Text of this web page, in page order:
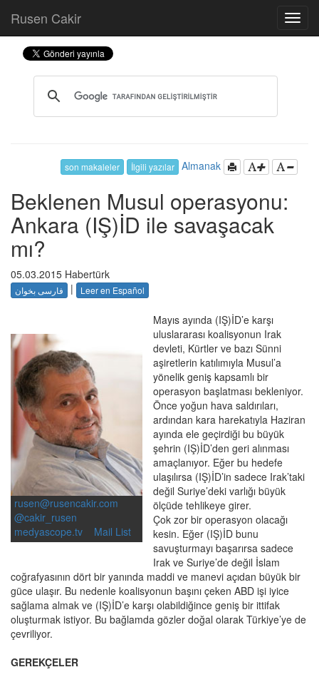
Rusen Cakir
son makaleler İlgili yazılar Almanak
Beklenen Musul operasyonu:
Ankara (IŞ)İD ile savaşacak
mı?
05.03.2015 Habertürk
فارسى بخوان | Leer en Español
rusen@rusencakir.com
@cakir_rusen
medyascope.tv
Mail List
Mayıs ayında (IŞ)İD’e karşı
uluslararası koalisyonun Irak
devleti, Kürtler ve bazı Sünni
aşiretlerin katılımıyla Musul’a
yönelik geniş kapsamlı bir
operasyon başlatması bekleniyor.
Önce yoğun hava saldırıları,
ardından kara harekatıyla Haziran
ayında ele geçirdiği bu büyük
şehrin (IŞ)İD’den geri alınması
amaçlanıyor. Eğer bu hedefe
ulaşılırsa (IŞ)İD’in sadece Irak’taki
değil Suriye’deki varlığı büyük
ölçüde tehlikeye girer.
Çok zor bir operasyon olacağı
kesin. Eğer (IŞ)İD bunu
savuşturmayı başarırsa sadece
Irak ve Suriye’de değil İslam
coğrafyasının dört bir yanında maddi ve manevi açıdan büyük bir
güce ulaşır. Bu nedenle koalisyonun başını çeken ABD işi iyice
sağlama almak ve (IŞ)İD’e karşı olabildiğince geniş bir ittifak
oluşturmak istiyor. Bu bağlamda gözler doğal olarak Türkiye’ye de
çevriliyor.
GEREKÇELER